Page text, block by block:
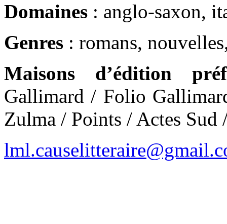
Domaines : anglo-saxon,
Genres : romans,
Maisons d’édition
Gallimard / Folio
Zulma / Points / Actes Sud